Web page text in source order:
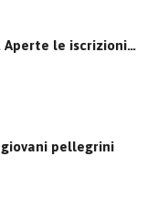
Aperte le iscrizioni…
giovani pellegrini